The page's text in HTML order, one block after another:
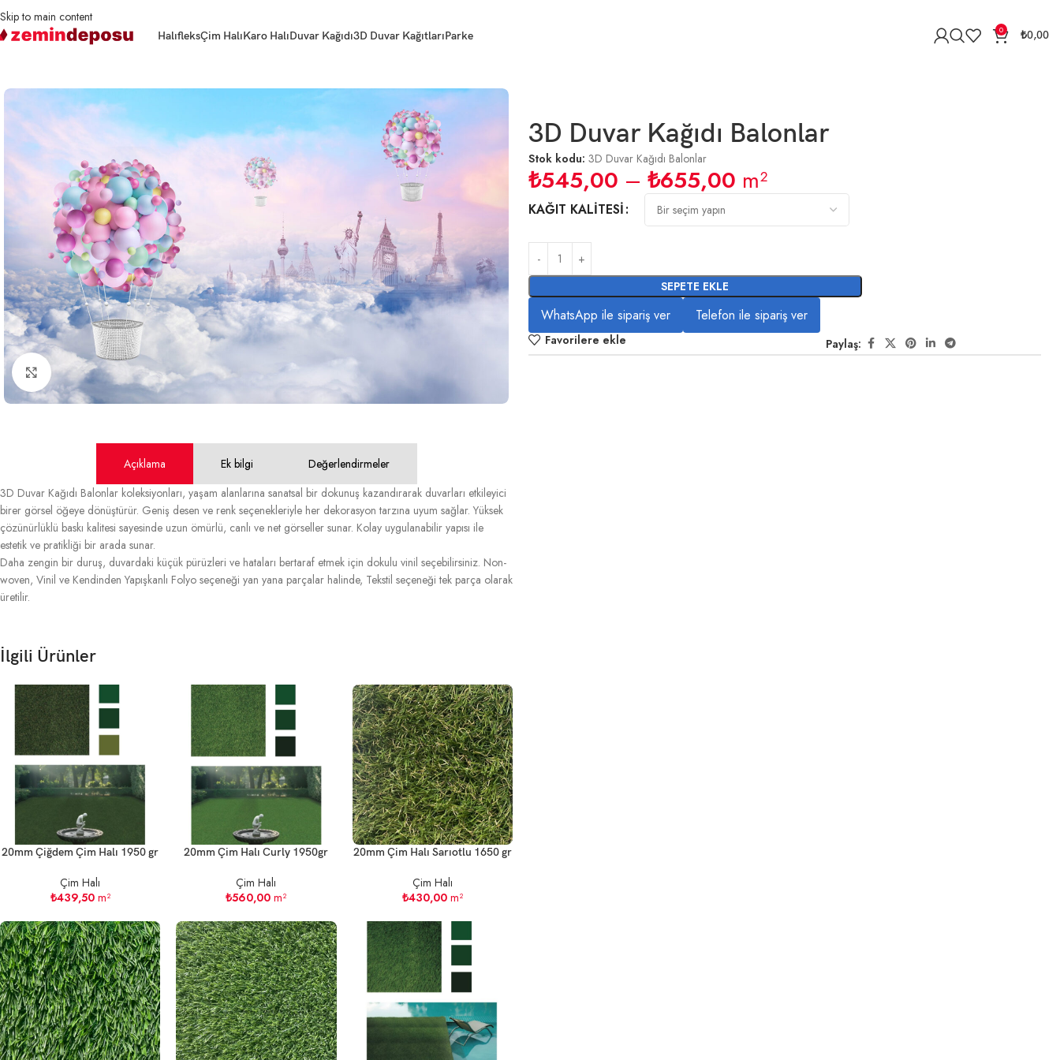
Skip to main content
HalıfleksÇim HalıKaro HalıDuvar Kağıdı3D Duvar KağıtlarıParke 0 ₺0,00
Büyütmek için tıklayın
3D Duvar Kağıdı Balonlar
Stok kodu: 3D Duvar Kağıdı Balonlar
₺545,00 – ₺655,00 m²
KAĞIT KALITESI
SEPETE EKLE
WhatsApp ile sipariş ver Telefon ile sipariş ver
Favorilere ekle Paylaş:
Açıklama Ek bilgi
Değerlendirmeler
3D Duvar Kağıdı Balonlar koleksiyonları, yaşam alanlarına sanatsal bir dokunuş kazandırarak duvarları etkileyici
birer görsel öğeye dönüştürür. Geniş desen ve renk seçenekleriyle her dekorasyon tarzına uyum sağlar. Yüksek
çözünürlüklü baskı kalitesi sayesinde uzun ömürlü, canlı ve net görseller sunar. Kolay uygulanabilir yapısı ile
estetik ve pratikliği bir arada sunar.
Daha zengin bir duruş, duvardaki küçük pürüzleri ve hataları bertaraf etmek için dokulu vinil seçebilirsiniz. Non-
woven, Vinil ve Kendinden Yapışkanlı Folyo seçeneği yan yana parçalar halinde, Tekstil seçeneği tek parça olarak
üretilir.
İlgili Ürünler
20mm Çiğdem Çim Halı 1950 gr
Çim Halı
₺439,50m²
20mm Çim Halı Curly 1950gr
Çim Halı
₺560,00 m²
20mm Çim Halı Sarıotlu 1650 gr
Çim Halı
₺430,00m²